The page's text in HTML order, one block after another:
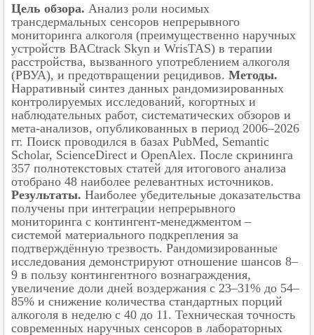
Цель обзора. Анализ роли носимых
трансдермальных сенсоров непрерывного
мониторинга алкоголя (преимущественно наручных
устройств BACtrack Skyn и WrisTAS) в терапии
расстройства, вызванного употреблением алкоголя
(РВУА), и предотвращении рецидивов. Методы.
Нарративный синтез данных рандомизированных
контролируемых исследований, когортных и
наблюдательных работ, систематических обзоров и
мета-анализов, опубликованных в период 2006–2026
гг. Поиск проводился в базах PubMed, Semantic
Scholar, ScienceDirect и OpenAlex. После скрининга
357 полнотекстовых статей для итогового анализа
отобрано 48 наиболее релевантных источников.
Результаты. Наиболее убедительные доказательства
получены при интеграции непрерывного
мониторинга с контингент-менеджментом –
системой материального подкрепления за
подтверждённую трезвость. Рандомизированные
исследования демонстрируют отношение шансов 8–
9 в пользу контингентного вознаграждения,
увеличение доли дней воздержания с 23–31% до 54–
85% и снижение количества стандартных порций
алкоголя в неделю с 40 до 11. Техническая точность
современных наручных сенсоров в лабораторных